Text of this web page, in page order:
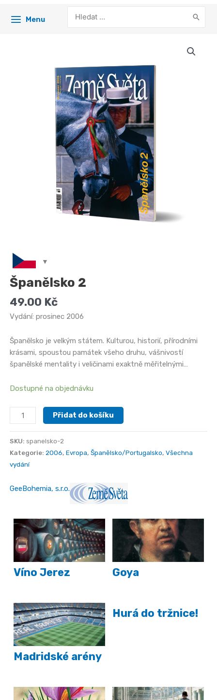
Menu
for:
Španělsko 2
49.00 Kč
Vydání: prosinec 2006
Španělsko je velkým státem. Kulturou, historií, přírodními
krásami, spoustou památek všeho druhu, vášnivostí
španělské mentality i veličinami exaktně měřitelnými…
Dostupné na objednávku
Španělsko
2
Přidat do košíku
SKU: spanelsko-2
Kategorie: 2006, Evropa, Španělsko/Portugalsko, Všechna
vydání
GeeBohemia, s.r.o.
Víno Jerez Goya
Madridské arény
Hurá do tržnice!